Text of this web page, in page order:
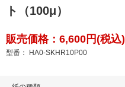
ト（100μ）
販売価格：6,600円(税込)
型番： HA0-SKHR10P00